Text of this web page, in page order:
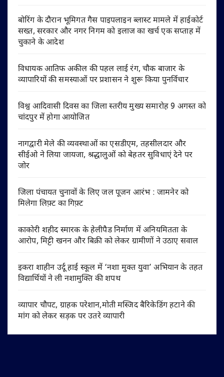
बोरिंग के दौरान भूमिगत गैस पाइपलाइन ब्लास्ट मामले में हाईकोर्ट
सख्त, सरकार और नगर निगम को इलाज का खर्च एक सप्ताह में
चुकाने के आदेश
विधायक आतिफ अकील की पहल लाई रंग, चौक बाजार के
व्यापारियों की समस्याओं पर प्रशासन ने शुरू किया पुनर्विचार
विश्व आदिवासी दिवस का जिला स्तरीय मुख्य समारोह 9 अगस्त को
चांदपुर में होगा आयोजित
नागद्वारी मेले की व्यवस्थाओं का एसडीएम, तहसीलदार और
सीईओ ने लिया जायजा, श्रद्धालुओं को बेहतर सुविधाएं देने पर
जोर
जिला पंचायत चुनावों के लिए जल पूजन आरंभ : जामनेर को
मिलेगा लिफ़्ट का गिफ़्ट
काकोरी शहीद स्मारक के हेलीपैड निर्माण में अनियमितता के
आरोप, मिट्टी खनन और बिक्री को लेकर ग्रामीणों ने उठाए सवाल
इकरा शाहीन उर्दू हाई स्कूल में ‘नशा मुक्त युवा’ अभियान के तहत
विद्यार्थियों ने ली नशामुक्ति की शपथ
व्यापार चौपट, ग्राहक परेशान,मोती मस्जिद बैरिकेडिंग हटाने की
मांग को लेकर सड़क पर उतरे व्यापारी